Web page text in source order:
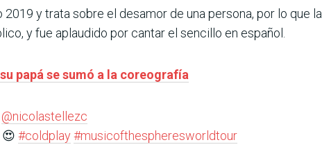
y trata sobre el desamor de una persona, por lo que la
y fue aplaudido por cantar el sencillo en español.
papá se sumó a la coreografía
@nicolastellezc
😍 #coldplay#musicofthespheresworldtour